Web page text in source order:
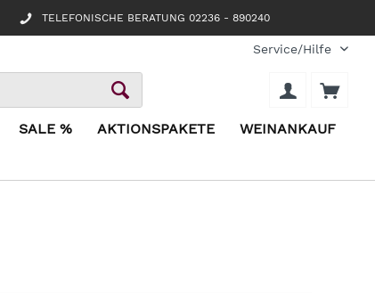
TELEFONISCHE BERATUNG 02236 - 890240
Service/Hilfe
SALE % AKTIONSPAKETE WEINANKAUF